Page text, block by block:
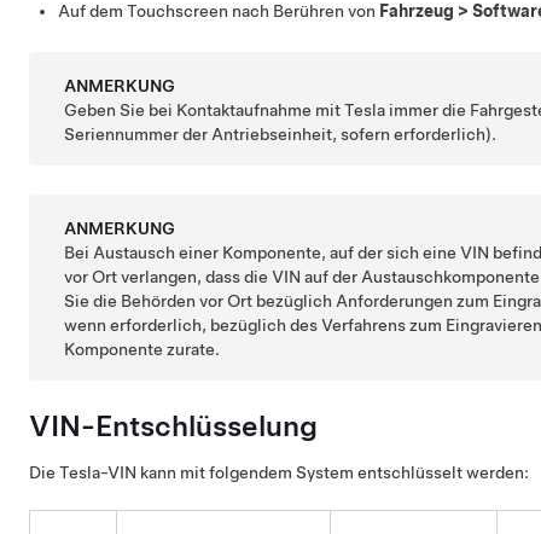
Auf dem Touchscreen nach Berühren von Fahrzeug >
ANMERKUNG
Geben Sie bei Kontaktaufnahme mit Tesla immer die
Seriennummer der Antriebseinheit, sofern erforderlich).
ANMERKUNG
Bei Austausch einer Komponente, auf der sich eine VIN
vor Ort verlangen, dass die VIN auf der
Sie die Behörden vor Ort bezüglich Anforderungen zum
wenn erforderlich, bezüglich des Verfahrens zum
Komponente zurate.
VIN-Entschlüsselung
Die Tesla-VIN kann mit folgendem System entschlüsselt werden: